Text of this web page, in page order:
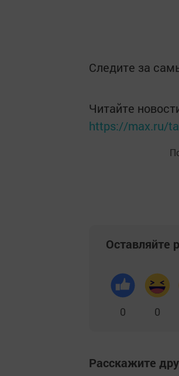
Следите за
Читайте
https://max.ru/
Оставляйте
0 0
Расскажите